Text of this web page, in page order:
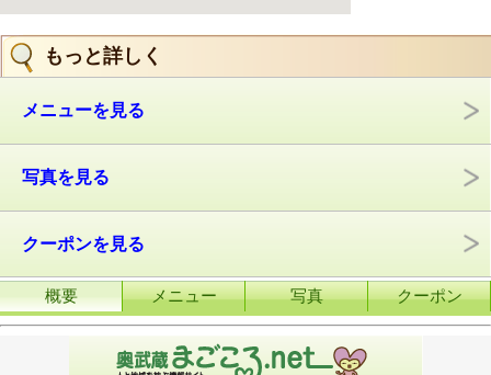
もっと詳しく
メニューを見る
写真を見る
クーポンを見る
概要 メニュー 写真 クーポン